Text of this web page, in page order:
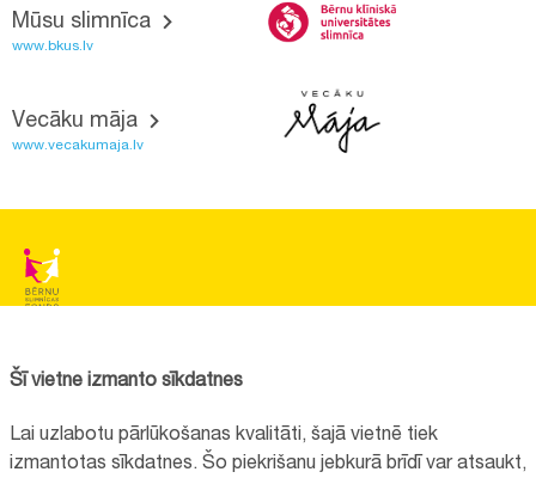
Mūsu slimnīca
www.bkus.lv
Vecāku māja
www.vecakumaja.lv
Reģistrācijas nr.:40008057120
+371 67064475
Šī vietne izmanto sīkdatnes
Lai uzlabotu pārlūkošanas kvalitāti, šajā vietnē tiek
izmantotas sīkdatnes. Šo piekrišanu jebkurā brīdī var atsaukt,